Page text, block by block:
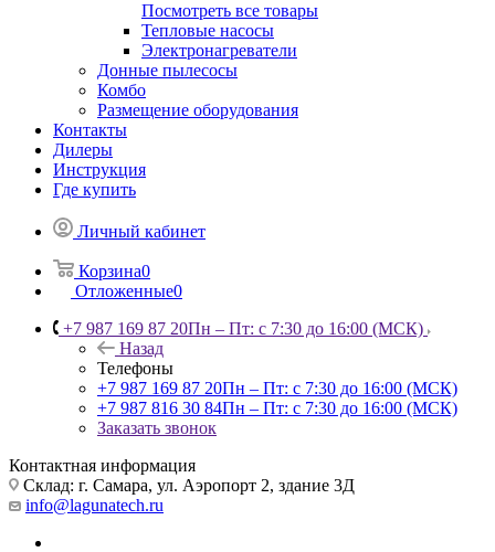
Посмотреть все товары
Тепловые насосы
Электронагреватели
Донные пылесосы
Комбо
Размещение оборудования
Контакты
Дилеры
Инструкция
Где купить
Личный кабинет
Корзина0
Отложенные0
+7 987 169 87 20Пн – Пт: с 7:30 до 16:00 (МСК)
Назад
Телефоны
+7 987 169 87 20Пн – Пт: с 7:30 до 16:00 (МСК)
+7 987 816 30 84Пн – Пт: с 7:30 до 16:00 (МСК)
Заказать звонок
Контактная информация
Склад: г. Самара, ул. Аэропорт 2, здание 3Д
info@lagunatech.ru